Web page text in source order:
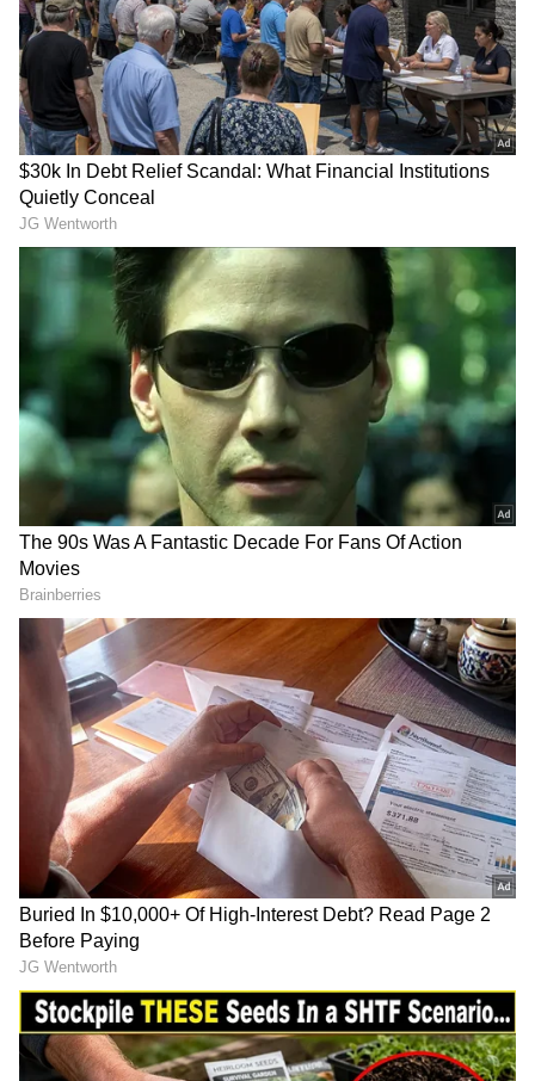
2
5
Image Credit :Asianet News
ఏయే క్షేత్రాలను సందర్శించవచ్చు?
ఈ 13 రోజుల టూర్‌లో భక్తులు దేశంలోని ప్రముఖ
ఆధ్యాత్మిక కేంద్రాలను కవర్ చేయవచ్చు. పూరిలో జగన్నాథ
ఆలయం, కోణార్క్ సూర్య దేవాలయం, లింగరాజ్ ఆలయం,
పూరి బీచ్‌లను సందర్శిస్తారు. గౌహతిలో ప్రసిద్ధ కామాఖ్య
దేవి ఆలయాన్ని దర్శించుకోవచ్చు. ఇక బోధ్‌గయలో విష్ణుపద్
ఆలయం, మా సర్వ మంగళ గౌరీ శక్తిపీఠం, బిగ్ బుద్ధ,
మహాబోధి టెంపుల్‌కు తీసుకెళ్తారు. వారణాసిలో కాశీ
విశ్వనాథ ఆలయం, అన్నపూర్ణ ఆలయ దర్శనంతో పాటు
గంగా హారతిని వీక్షించవచ్చు. చివరిగా అయోధ్యలో రామ్
జన్మభూమి ఆలయం, హనుమాన్ గడిలను సందర్శించేలా
రూట్ మ్యాప్ డిజైన్ చేశారు.